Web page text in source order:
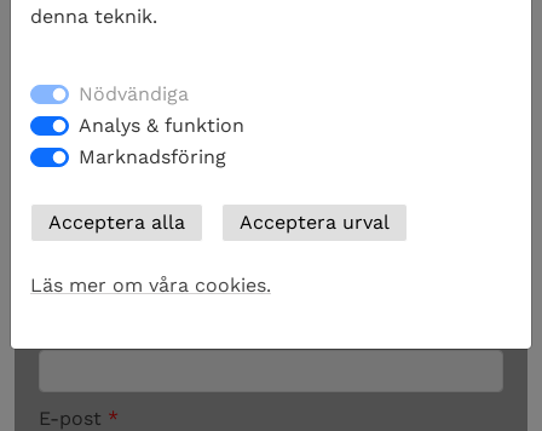
*Obligatoriska fält
E-post *
denna teknik.
Nödvändiga
Analys & funktion
Marknadsföring
Läs mer om våra cookies.